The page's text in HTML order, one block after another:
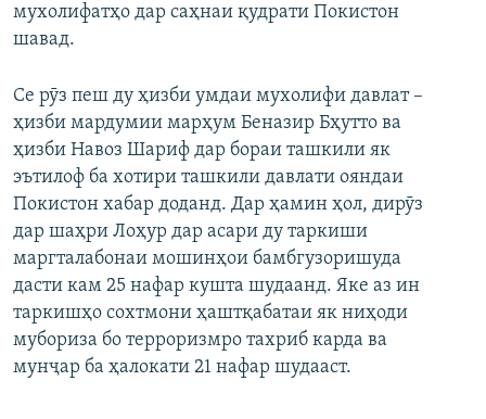
ПАЙГИРӢ КУНЕД
Ҳамаи сомонаҳои RFE/RL
мухолифатҳо дар саҳнаи қудрати Покистон
шавад.
Се рӯз пеш ду ҳизби умдаи мухолифи давлат –
ҳизби мардумии марҳум Беназир Бҳутто ва
ҳизби Навоз Шариф дар бораи ташкили як
эътилоф ба хотири ташкили давлати ояндаи
Покистон хабар доданд. Дар ҳамин ҳол, дирӯз
дар шаҳри Лоҳур дар асари ду таркиши
маргталабонаи мошинҳои бамбгузоришуда
дасти кам 25 нафар кушта шудаанд. Яке аз ин
таркишҳо сохтмони ҳаштқабатаи як ниҳоди
мубориза бо терроризмро тахриб карда ва
мунҷар ба ҳалокати 21 нафар шудааст.